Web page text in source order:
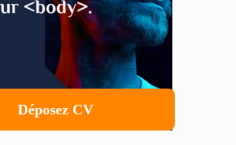
Déposez CV